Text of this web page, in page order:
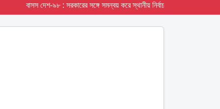
বাসস দেশ-৯৮ : সরকারের সঙ্গে সমন্বয় করে স্থানীয় নির্বাচনের তফসিল দেবে